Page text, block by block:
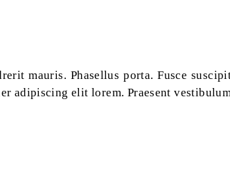
mauris. Phasellus porta. Fusce
adipiscing elit lorem. Praesent